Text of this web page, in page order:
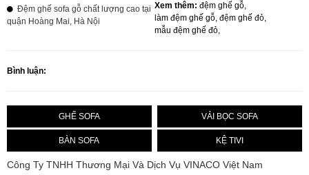
Đệm ghế sofa gỗ chất lượng cao tại
quận Hoàng Mai, Hà Nội
Xem thêm: đệm ghế gỗ,
làm đệm ghế gỗ, đệm ghế đỏ,
mẫu đệm ghế đỏ,
Bình luận:
GHẾ SOFA VẢI BỌC SOFA
BÀN SOFA KỆ TIVI
Công Ty TNHH Thương Mại Và Dịch Vụ VINACO Việt Nam